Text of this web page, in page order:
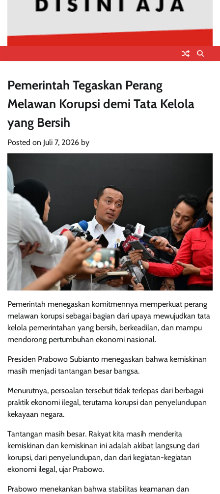
Pemerintah Tegaskan Perang
Melawan Korupsi demi Tata Kelola
yang Bersih
Posted on Juli 7, 2026 by
Pemerintah menegaskan komitmennya memperkuat perang
melawan korupsi sebagai bagian dari upaya mewujudkan tata
kelola pemerintahan yang bersih, berkeadilan, dan mampu
mendorong pertumbuhan ekonomi nasional.
Presiden Prabowo Subianto menegaskan bahwa kemiskinan
masih menjadi tantangan besar bangsa.
Menurutnya, persoalan tersebut tidak terlepas dari berbagai
praktik ekonomi ilegal, terutama korupsi dan penyelundupan
kekayaan negara.
Tantangan masih besar. Rakyat kita masih menderita
kemiskinan dan kemiskinan ini adalah akibat langsung dari
korupsi, dari penyelundupan, dan dari kegiatan-kegiatan
ekonomi ilegal, ujar Prabowo.
Prabowo menekankan bahwa stabilitas keamanan dan